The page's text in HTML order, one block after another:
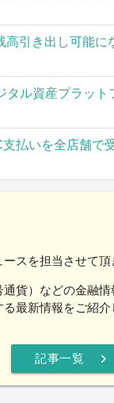
高引き出し可能
タル資産プラット
払いを全店舗で
スを担当させて頂
貨）などの金融
最新情報をご紹
記事一覧 chevron_right